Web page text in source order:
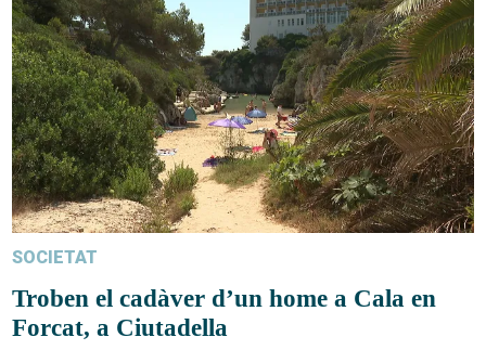
SOCIETAT
Troben el cadàver d’un home a Cala en
Forcat, a Ciutadella